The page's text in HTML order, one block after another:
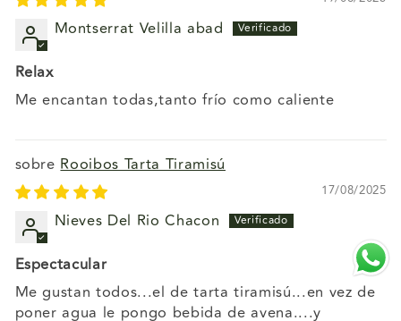
Montserrat Velilla abad
Relax
Me encantan todas,tanto frío como caliente
Rooibos Tarta Tiramisú
17/08/2025
Nieves Del Rio Chacon
Espectacular
Me gustan todos...el de tarta tiramisú...en vez de
poner agua le pongo bebida de avena....y